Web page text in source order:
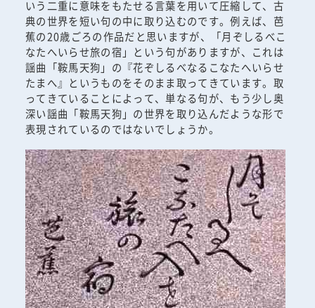
いう二重に意味をもたせる言葉を用いて圧縮して、古
典の世界を短い句の中に取り込むのです。例えば、芭
蕉の20歳ごろの作品だと思いますが、「月ぞしるべこ
なたへいらせ旅の宿」という句がありますが、これは
謡曲「鞍馬天狗」の『花ぞしるべなるこなたへいらせ
たまへ』というものをそのまま取ってきています。取
ってきていることによって、単なる句が、もう少し奥
深い謡曲「鞍馬天狗」の世界を取り込んだような形で
表現されているのではないでしょうか。